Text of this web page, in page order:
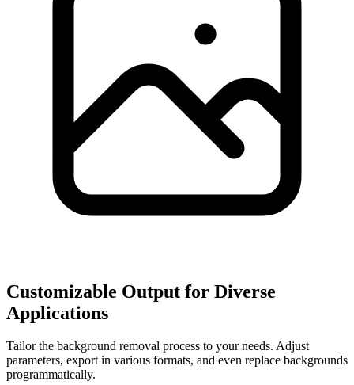
Customizable Output for Diverse
Applications
Tailor the background removal process to your needs. Adjust
parameters, export in various formats, and even replace backgrounds
programmatically.